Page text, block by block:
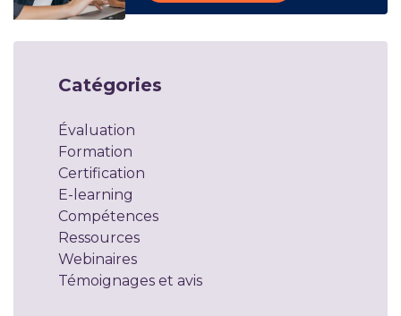
Catégories
Évaluation
Formation
Certification
E-learning
Compétences
Ressources
Webinaires
Témoignages et avis